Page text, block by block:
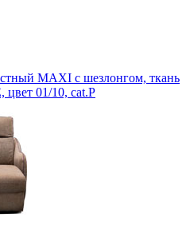
MAXI с шезлонгом, ткань
01/10, cat.P